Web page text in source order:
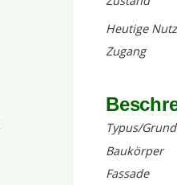
Heutige
Zugang
Typus/
Baukörper
Fassade